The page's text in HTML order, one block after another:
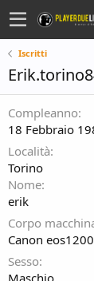
Iscritti
Compleanno
18 Febbraio
Località
Torino
Nome
erik
Corpo
Canon
Sesso
Maschio